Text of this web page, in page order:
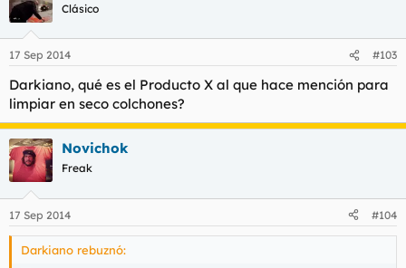
Clásico
17 Sep 2014 #103
Darkiano, qué es el Producto X al que hace mención para
limpiar en seco colchones?
Novichok
Freak
17 Sep 2014 #104
Darkiano rebuznó: